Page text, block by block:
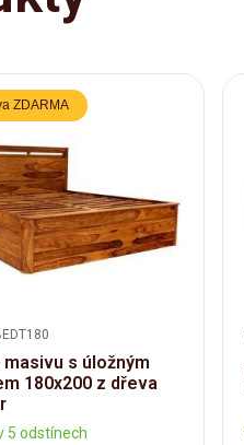
ZDARMA
s úložným
180x200 z dřeva
5 odstínech